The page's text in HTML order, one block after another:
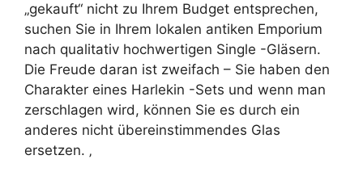
„gekauft“ nicht zu Ihrem Budget entsprechen,
suchen Sie in Ihrem lokalen antiken Emporium
nach qualitativ hochwertigen Single -Gläsern.
Die Freude daran ist zweifach – Sie haben den
Charakter eines Harlekin -Sets und wenn man
zerschlagen wird, können Sie es durch ein
anderes nicht übereinstimmendes Glas
ersetzen. ‚